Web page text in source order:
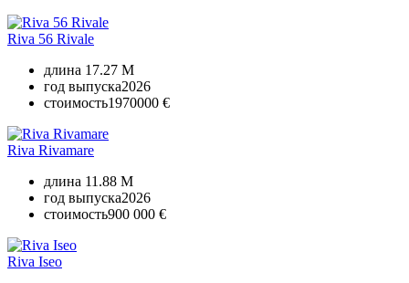
Riva 56 Rivale
длина 17.27 M
год выпуска2026
стоимость1970000 €
Riva Rivamare
длина 11.88 M
год выпуска2026
стоимость900 000 €
Riva Iseo